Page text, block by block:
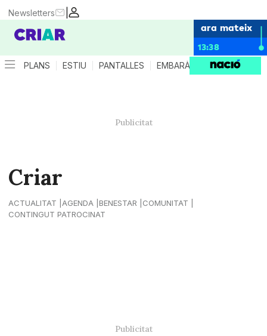
|
Newsletters
ara mateix
13:38
PLANS ESTIU PANTALLES EMBARÀS CRIANÇA
Criar
ACTUALITAT AGENDA BENESTAR
COMUNITAT
CONTINGUT PATROCINAT